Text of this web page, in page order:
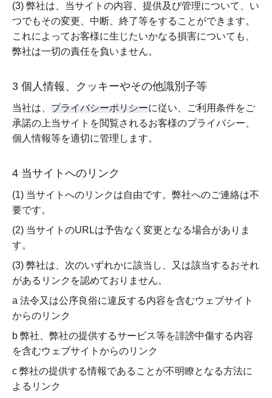
(3) 弊社は、当サイトの内容、提供及び管理について、い
つでもその変更、中断、終了等をすることができます。
これによってお客様に生じたいかなる損害についても、
弊社は一切の責任を負いません。
3 個人情報、クッキーやその他識別子等
当社は、 プライバシーポリシーに従い、ご利用条件をご
承諾の上当サイトを閲覧されるお客様のプライバシー、
個人情報等を適切に管理します。
4 当サイトへのリンク
(1) 当サイトへのリンクは自由です。弊社へのご連絡は不
要です。
(2) 当サイトのURLは予告なく変更となる場合がありま
す。
(3) 弊社は、次のいずれかに該当し、又は該当するおそれ
があるリンクを認めておりません。
a 法令又は公序良俗に違反する内容を含むウェブサイト
からのリンク
b 弊社、弊社の提供するサービス等を誹謗中傷する内容
を含むウェブサイトからのリンク
c 弊社の提供する情報であることが不明瞭となる方法に
よるリンク